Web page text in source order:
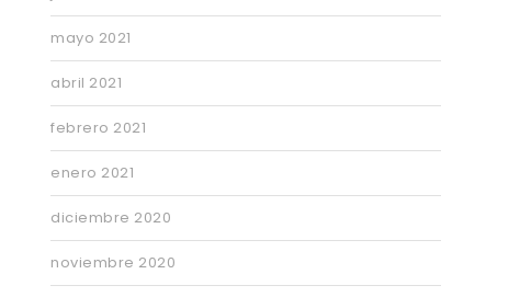
mayo 2021
abril 2021
febrero 2021
enero 2021
diciembre 2020
noviembre 2020